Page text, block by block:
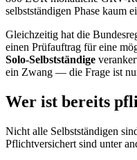
selbstständigen Phase kaum
Gleichzeitig hat die
einen Prüfauftrag für eine
Solo-Selbstständige
ein Zwang — die Frage ist
Wer ist bereits
Nicht alle Selbstständigen
Pflichtversichert sind unter